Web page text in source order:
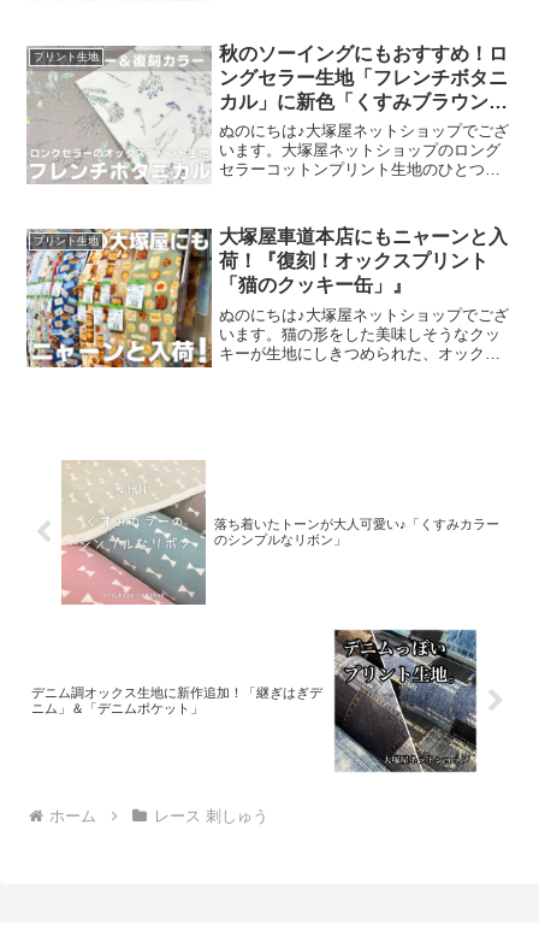
開されています。cotori cotori
プリント生地
秋のソーイングにもおすすめ！ロ
ングセラー生地「フレンチボタニ
カル」に新色「くすみブラウン」
が登場！
ぬのにちは♪大塚屋ネットショップでござ
います。大塚屋ネットショップのロング
セラーコットンプリント生地のひとつ
た「ペールピンク」の再販が、この度決
定いたしました。2026
プリント生地
大塚屋車道本店にもニャーンと入
荷！『復刻！オックスプリント
「猫のクッキー缶」』
ぬのにちは♪大塚屋ネットショップでござ
います。猫の形をした美味しそうなクッ
キーが生地にしきつめられた、オックス
落ち着いたトーンが大人可愛い♪「くすみカラー
のシンプルなリボン」
デニム調オックス生地に新作追加！「継ぎはぎデ
ニム」＆「デニムポケット」
ホーム レース 刺しゅう